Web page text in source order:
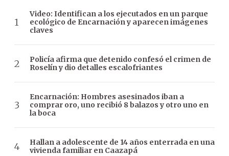
Video: Identifican a los ejecutados en un parque
ecológico de Encarnación y aparecen imágenes
claves
Policía afirma que detenido confesó el crimen de
Roselín y dio detalles escalofriantes
Encarnación: Hombres asesinados iban a
comprar oro, uno recibió 8 balazos y otro uno en
la boca
Hallan a adolescente de 14 años enterrada en una
vivienda familiar en Caazapá